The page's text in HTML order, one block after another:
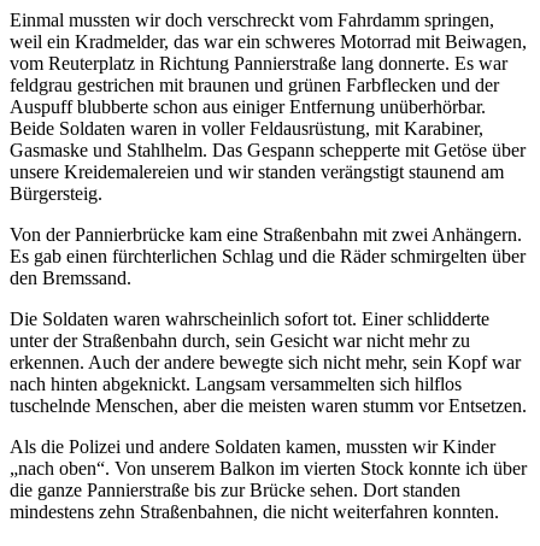
Einmal mussten wir doch verschreckt vom Fahrdamm springen,
weil ein Kradmelder, das war ein schweres Motorrad mit Beiwagen,
vom Reuterplatz in Richtung Pannierstraße lang donnerte. Es war
feldgrau gestrichen mit braunen und grünen Farbflecken und der
Auspuff blubberte schon aus einiger Entfernung unüberhörbar.
Beide Soldaten waren in voller Feldausrüstung, mit Karabiner,
Gasmaske und Stahlhelm. Das Gespann schepperte mit Getöse über
unsere Kreidemalereien und wir standen verängstigt staunend am
Bürgersteig.
Von der Pannierbrücke kam eine Straßenbahn mit zwei Anhängern.
Es gab einen fürchterlichen Schlag und die Räder schmirgelten über
den Bremssand.
Die Soldaten waren wahrscheinlich sofort tot. Einer schlidderte
unter der Straßenbahn durch, sein Gesicht war nicht mehr zu
erkennen. Auch der andere bewegte sich nicht mehr, sein Kopf war
nach hinten abgeknickt. Langsam versammelten sich hilflos
tuschelnde Menschen, aber die meisten waren stumm vor Entsetzen.
Als die Polizei und andere Soldaten kamen, mussten wir Kinder
nach oben . Von unserem Balkon im vierten Stock konnte ich über
die ganze Pannierstraße bis zur Brücke sehen. Dort standen
mindestens zehn Straßenbahnen, die nicht weiterfahren konnten.